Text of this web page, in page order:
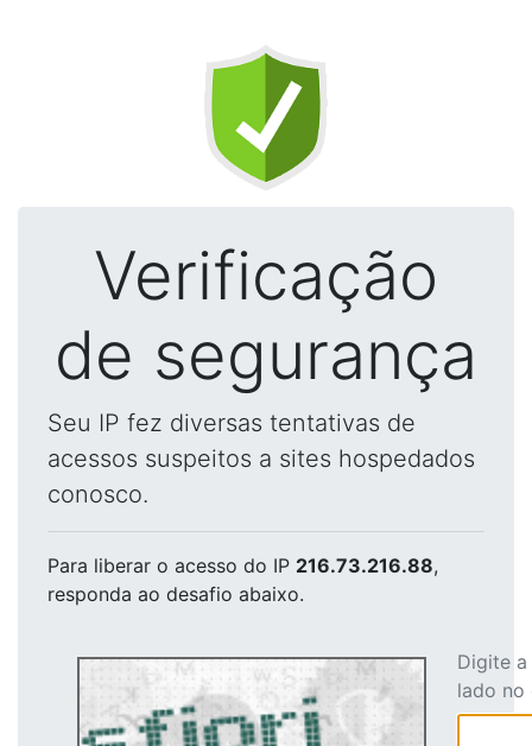
Verificação
de segurança
Seu IP fez diversas tentativas de
acessos suspeitos a sites hospedados
conosco.
Para liberar o acesso do IP 216.73.216.88,
responda ao desafio abaixo.
Digite
lado no